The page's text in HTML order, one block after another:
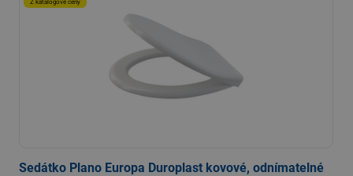
Z katalogové ceny
Sedátko Plano Europa Duroplast kovové, odnímatelné